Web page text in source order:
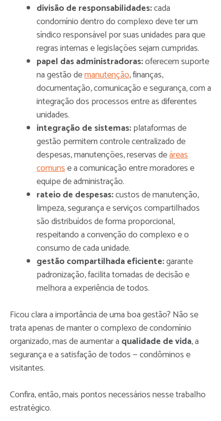
divisão de responsabilidades:cada
condomínio dentro do complexo deve ter um
síndico responsável por suas unidades para que
regras internas e legislações sejam cumpridas.
papel das administradoras:oferecem suporte
na gestão demanutenção, finanças,
documentação, comunicação e segurança, com a
integração dos processos entre as diferentes
unidades.
integração de sistemas:plataformas de
gestão permitem controle centralizado de
despesas, manutenções, reservas deáreas
comunse a comunicação entre moradores e
equipe de administração.
rateio de despesas:custos de manutenção,
limpeza, segurança e serviços compartilhados
são distribuídos de forma proporcional,
respeitando a convenção do complexo e o
consumo de cada unidade.
gestão compartilhada eficiente:garante
padronização, facilita tomadas de decisão e
melhora a experiência de todos.
Ficou clara a importância de uma boa gestão? Não se
trata apenas de manter o complexo de condomínio
organizado, mas de aumentar a qualidade de vida, a
segurança e a satisfação de todos — condôminos e
visitantes.
Confira, então, mais pontos necessários nesse trabalho
estratégico.